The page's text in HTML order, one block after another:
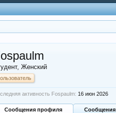
, Женский
активность Fospaulm: 16 июн 2026
Сообщения профиля Сообщения